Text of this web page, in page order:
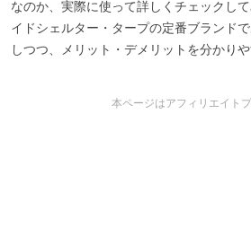
なのか、実際に使って詳しくチェックし
イドシェルター・タープの定番ブランド
しつつ、メリット・デメリットを分かり
本ページはアフィリエイト